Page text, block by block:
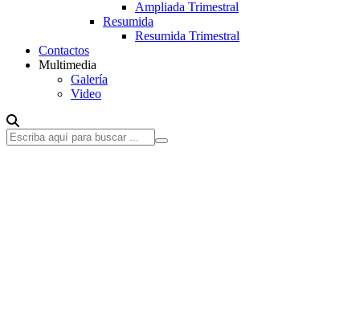
Ampliada Trimestral
Resumida
Resumida Trimestral
Contactos
Multimedia
Galería
Video